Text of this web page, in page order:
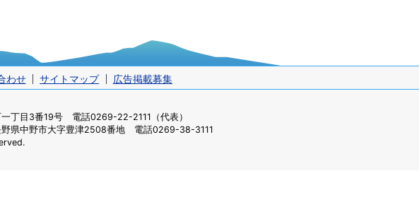
わせ サイトマップ 広告掲載募集
丁目3番19号 電話0269-22-2111（代表）
県中野市大字豊津2508番地 電話0269-38-3111